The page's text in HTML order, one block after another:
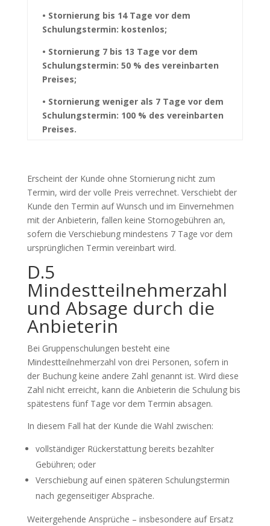
• Stornierung bis 14 Tage vor dem
Schulungstermin: kostenlos;
• Stornierung 7 bis 13 Tage vor dem
Schulungstermin: 50 % des vereinbarten
Preises;
• Stornierung weniger als 7 Tage vor dem
Schulungstermin: 100 % des vereinbarten
Preises.
Erscheint der Kunde ohne Stornierung nicht zum
Termin, wird der volle Preis verrechnet. Verschiebt der
Kunde den Termin auf Wunsch und im Einvernehmen
mit der Anbieterin, fallen keine Stornogebühren an,
sofern die Verschiebung mindestens 7 Tage vor dem
ursprünglichen Termin vereinbart wird.
D.5
Mindestteilnehmerzahl
und Absage durch die
Anbieterin
Bei Gruppenschulungen besteht eine
Mindestteilnehmerzahl von drei Personen, sofern in
der Buchung keine andere Zahl genannt ist. Wird diese
Zahl nicht erreicht, kann die Anbieterin die Schulung bis
spätestens fünf Tage vor dem Termin absagen.
In diesem Fall hat der Kunde die Wahl zwischen:
vollständiger Rückerstattung bereits bezahlter
Gebühren; oder
Verschiebung auf einen späteren Schulungstermin
nach gegenseitiger Absprache.
Weitergehende Ansprüche – insbesondere auf Ersatz